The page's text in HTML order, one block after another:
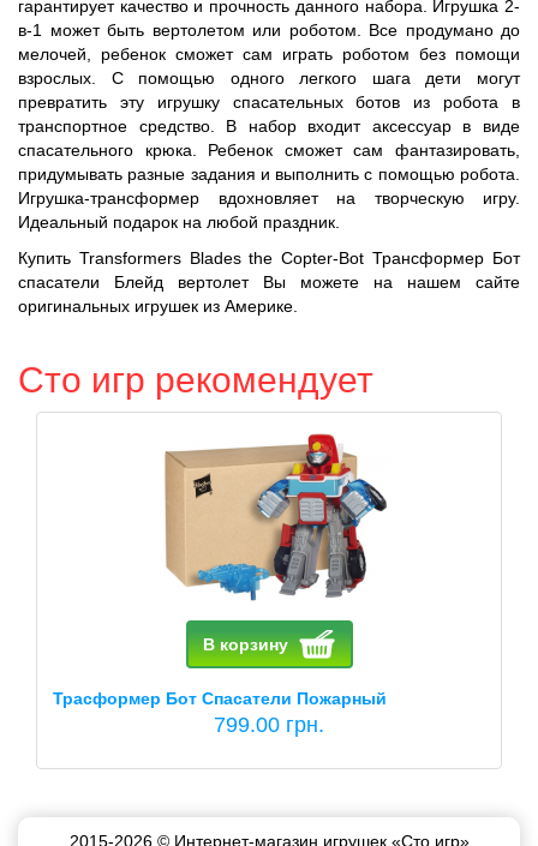
гарантирует качество и прочность данного набора. Игрушка 2-
в-1 может быть вертолетом или роботом. Все продумано до
мелочей, ребенок сможет сам играть роботом без помощи
взрослых. С помощью одного легкого шага дети могут
превратить эту игрушку спасательных ботов из робота в
транспортное средство. В набор входит аксессуар в виде
спасательного крюка. Ребенок сможет сам фантазировать,
придумывать разные задания и выполнить с помощью робота.
Игрушка-трансформер вдохновляет на творческую игру.
Идеальный подарок на любой праздник.
Купить Transformers Blades the Copter-Bot Трансформер Бот
спасатели Блейд вертолет Вы можете на нашем сайте
оригинальных игрушек из Америке.
Сто игр рекомендует
В корзину
Трасформер Бот Спасатели Пожарный
799.00 грн.
2015-2026 © Интернет-магазин игрушек «Сто игр»